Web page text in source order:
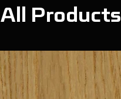
All Products